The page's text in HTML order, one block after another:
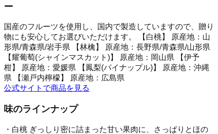
ー
国産のフルーツを使用し、国内で製造していますので、贈り
物にも安心してお選びいただけます。 【白桃】 原産地：山
形県/青森県/岩手県 【林檎】 原産地：長野県/青森県/山形県
【耀葡萄(シャインマスカット)】 原産地：岡山県 【伊予
柑】 原産地：愛媛県 【鳳梨(パイナップル)】 原産地：沖縄
県 【瀬戸内檸檬】 原産地：広島県
公式サイトで商品を見る
味のラインナップ
・白桃 ぎっしり密に詰まった甘い果肉に、さっぱりとほの